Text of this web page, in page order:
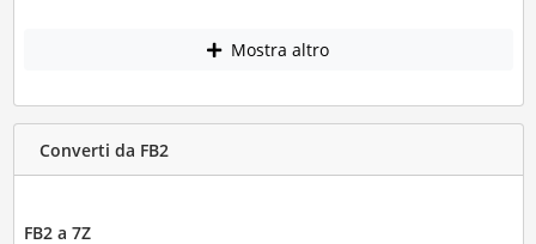
Mostra altro
Converti da FB2
FB2 a 7Z